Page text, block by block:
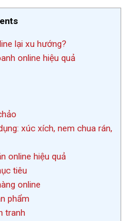
lại xu hướng?
online hiệu quả
xúc xích, nem chua rán,
online hiệu quả
tiêu
online
phẩm
tranh